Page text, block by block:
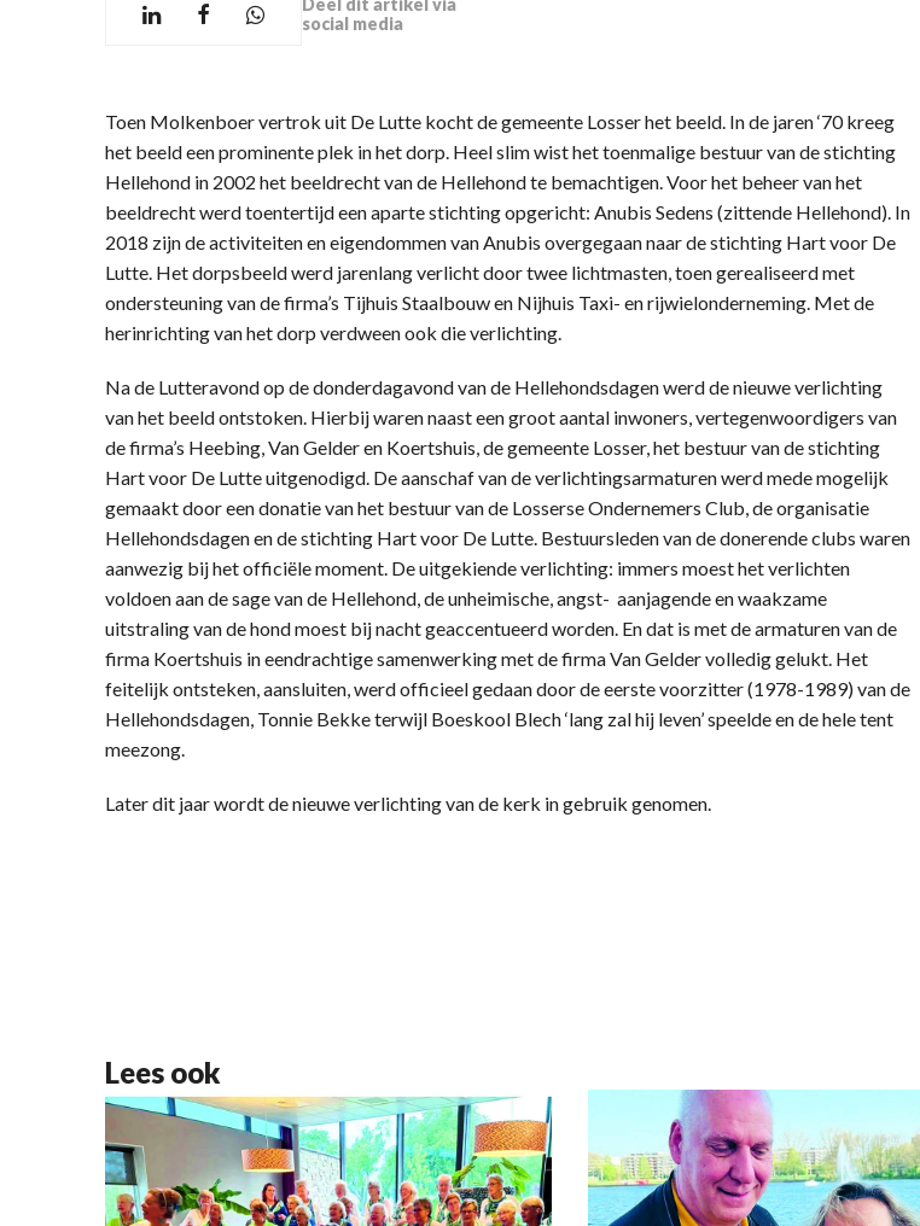
Deel dit artikel via
social media
Toen Molkenboer vertrok uit De Lutte kocht de gemeente Losser het beeld. In de jaren ‘70 kreeg
het beeld een prominente plek in het dorp. Heel slim wist het toenmalige bestuur van de stichting
Hellehond in 2002 het beeldrecht van de Hellehond te bemachtigen. Voor het beheer van het
beeldrecht werd toentertijd een aparte stichting opgericht: Anubis Sedens (zittende Hellehond). In
2018 zijn de activiteiten en eigendommen van Anubis overgegaan naar de stichting Hart voor De
Lutte. Het dorpsbeeld werd jarenlang verlicht door twee lichtmasten, toen gerealiseerd met
ondersteuning van de firma’s Tijhuis Staalbouw en Nijhuis Taxi- en rijwielonderneming. Met de
herinrichting van het dorp verdween ook die verlichting.
Na de Lutteravond op de donderdagavond van de Hellehondsdagen werd de nieuwe verlichting
van het beeld ontstoken. Hierbij waren naast een groot aantal inwoners, vertegenwoordigers van
de firma’s Heebing, Van Gelder en Koertshuis, de gemeente Losser, het bestuur van de stichting
Hart voor De Lutte uitgenodigd. De aanschaf van de verlichtingsarmaturen werd mede mogelijk
gemaakt door een donatie van het bestuur van de Losserse Ondernemers Club, de organisatie
Hellehondsdagen en de stichting Hart voor De Lutte. Bestuursleden van de donerende clubs waren
aanwezig bij het officiële moment. De uitgekiende verlichting: immers moest het verlichten
voldoen aan de sage van de Hellehond, de unheimische, angst- aanjagende en waakzame
uitstraling van de hond moest bij nacht geaccentueerd worden. En dat is met de armaturen van de
firma Koertshuis in eendrachtige samenwerking met de firma Van Gelder volledig gelukt. Het
feitelijk ontsteken, aansluiten, werd officieel gedaan door de eerste voorzitter (1978-1989) van de
Hellehondsdagen, Tonnie Bekke terwijl Boeskool Blech ‘lang zal hij leven’ speelde en de hele tent
meezong.
Later dit jaar wordt de nieuwe verlichting van de kerk in gebruik genomen.
Lees ook